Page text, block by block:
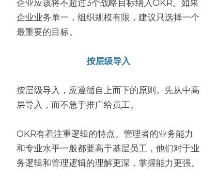
企业应该将不超过3个战略目标纳入OKR。如果
企业业务单一，组织规模有限，建议只选择一个
最重要的目标。
按层级导入
按层级导入，应遵循自上而下的原则。先从中高
层导入，而不急于推广给员工。
OKR有着注重逻辑的特点。管理者的业务能力
和专业水平一般都要高于基层员工，他们对于业
务逻辑和管理逻辑的理解更深，掌握能力更强。